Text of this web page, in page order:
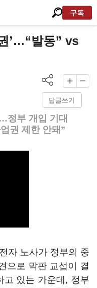
구독
’…“발동” vs
답글쓰기
정부 개입 기대
권 제한 안돼”
자 노사가 정부의 중
으로 막판 교섭이 결
있는 가운데 , 정부